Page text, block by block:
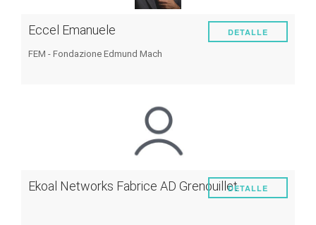
Eccel Emanuele
FEM - Fondazione Edmund Mach
DETALLE
Ekoal Networks Fabrice AD GrenouilletDETALLE